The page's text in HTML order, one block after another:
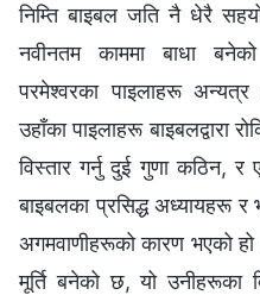
निम्ति बाइबल जति नै धेरै
नवीनतम काममा बाधा
परमेश्‍वरका पाइलाहरू
उहाँका पाइलाहरू बाइबलद्वारा
विस्तार गर्नु दुई गुणा कठिन,
बाइबलका प्रसिद्ध अध्यायहरू र
अगमवाणीहरूको कारण भएको
मूर्ति बनेको छ, यो उनीहरूका